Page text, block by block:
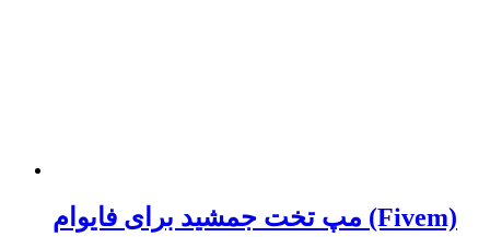
مپ تخت جمشید برای فایوام (Fivem)